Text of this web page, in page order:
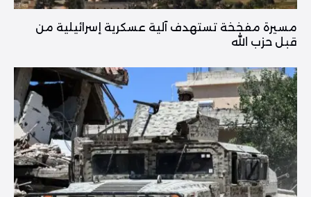
مسيرة مفخخة تستهدف آلية عسكرية إسرائيلية من
قبل حزب الله